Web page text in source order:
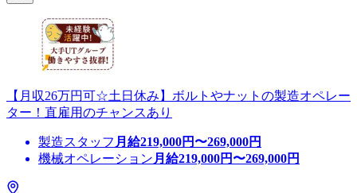
【月収26万円可☆土日休み】ボルトやナットの製造オペレー
ター！直雇用のチャンスあり
製造スタッフ 月給219,000円〜269,000円
機械オペレーション 月給219,000円〜269,000円